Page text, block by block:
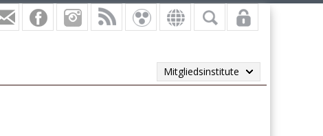
Mitgliedsinstitute